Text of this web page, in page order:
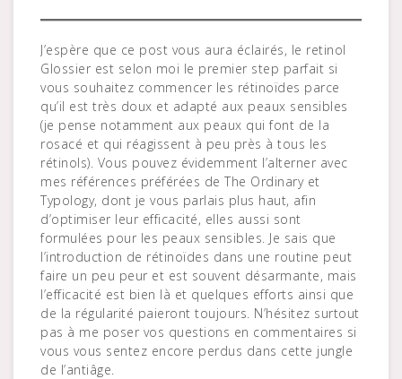
J’espère que ce post vous aura éclairés, le retinol
Glossier est selon moi le premier step parfait si
vous souhaitez commencer les rétinoïdes parce
qu’il est très doux et adapté aux peaux sensibles
(je pense notamment aux peaux qui font de la
rosacé et qui réagissent à peu près à tous les
rétinols). Vous pouvez évidemment l’alterner avec
mes références préférées de The Ordinary et
Typology, dont je vous parlais plus haut, afin
d’optimiser leur efficacité, elles aussi sont
formulées pour les peaux sensibles. Je sais que
l’introduction de rétinoïdes dans une routine peut
faire un peu peur et est souvent désarmante, mais
l’efficacité est bien là et quelques efforts ainsi que
de la régularité paieront toujours. N’hésitez surtout
pas à me poser vos questions en commentaires si
vous vous sentez encore perdus dans cette jungle
de l’antiâge.